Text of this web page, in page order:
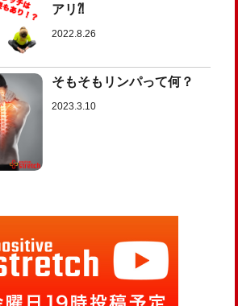
アリ⁈
2022.8.26
そもそもリンパって何？
2023.3.10